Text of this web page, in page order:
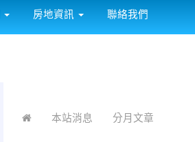
房地資訊 聯絡我們
本站消息 分月文章